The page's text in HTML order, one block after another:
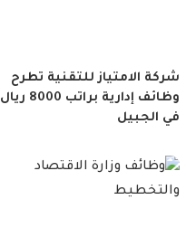
شركة الامتياز للتقنية تطرح
وظائف إدارية براتب 8000 ريال
في الجبيل